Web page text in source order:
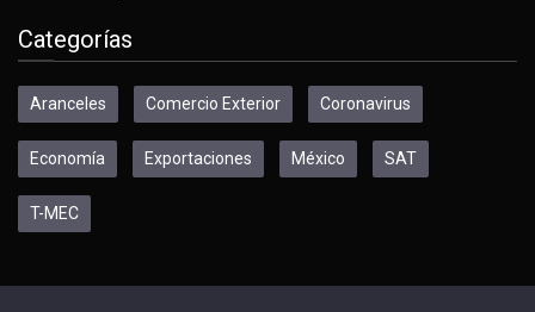
Categorías
Aranceles Comercio Exterior Coronavirus
Economía Exportaciones México SAT
T-MEC